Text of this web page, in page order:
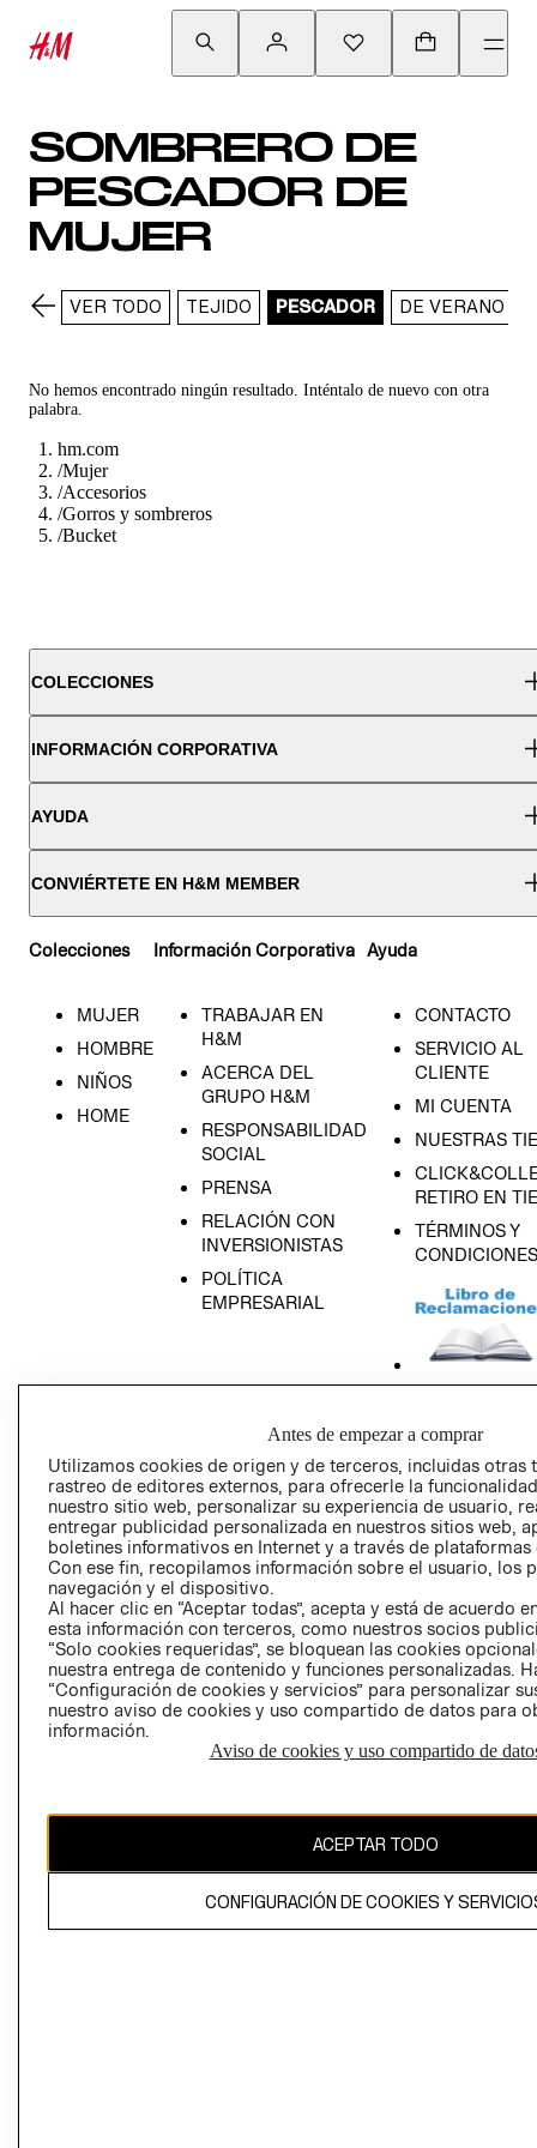
SOMBRERO DE
PESCADOR DE
MUJER
VER TODO TEJIDO PESCADOR DE VERANO
No hemos encontrado ningún resultado. Inténtalo de nuevo con otra
palabra.
hm.com
/Mujer
/Accesorios
/Gorros y sombreros
/Bucket
COLECCIONES
INFORMACIÓN CORPORATIVA
AYUDA
CONVIÉRTETE EN H&M MEMBER
Colecciones
MUJER
HOMBRE
NIÑOS
HOME
Información Corporativa
TRABAJAR EN
H&M
ACERCA DEL
GRUPO H&M
RESPONSABILIDAD
SOCIAL
PRENSA
RELACIÓN CON
INVERSIONISTAS
POLÍTICA
EMPRESARIAL
Ayuda
CONTACTO
SERVICIO AL
CLIENTE
MI CUENTA
NUESTRAS
RETIRO EN
TÉRMINOS Y
CONDICIONES
PRIVACIDAD
GIFT CARD
AVISO DE
Perú (S/)
CAMBIAR REGIÓN
Antes de empezar a comprar
Utilizamos cookies de origen y de terceros, incluidas otras
rastreo de editores externos, para ofrecerle la
nuestro sitio web, personalizar su experiencia de usuario,
entregar publicidad personalizada en nuestros sitios web,
boletines informativos en Internet y a través de plataformas
Con ese fin, recopilamos información sobre el usuario, los
navegación y el dispositivo.
Al hacer clic en “Aceptar todas”, acepta y está de acuerdo
esta información con terceros, como nuestros socios
“Solo cookies requeridas”, se bloquean las cookies
nuestra entrega de contenido y funciones personalizadas.
“Configuración de cookies y servicios” para personalizar
nuestro aviso de cookies y uso compartido de datos para
información.
Aviso de cookies y uso compartido de
ACEPTAR TODO
CONFIGURACIÓN DE COOKIES Y